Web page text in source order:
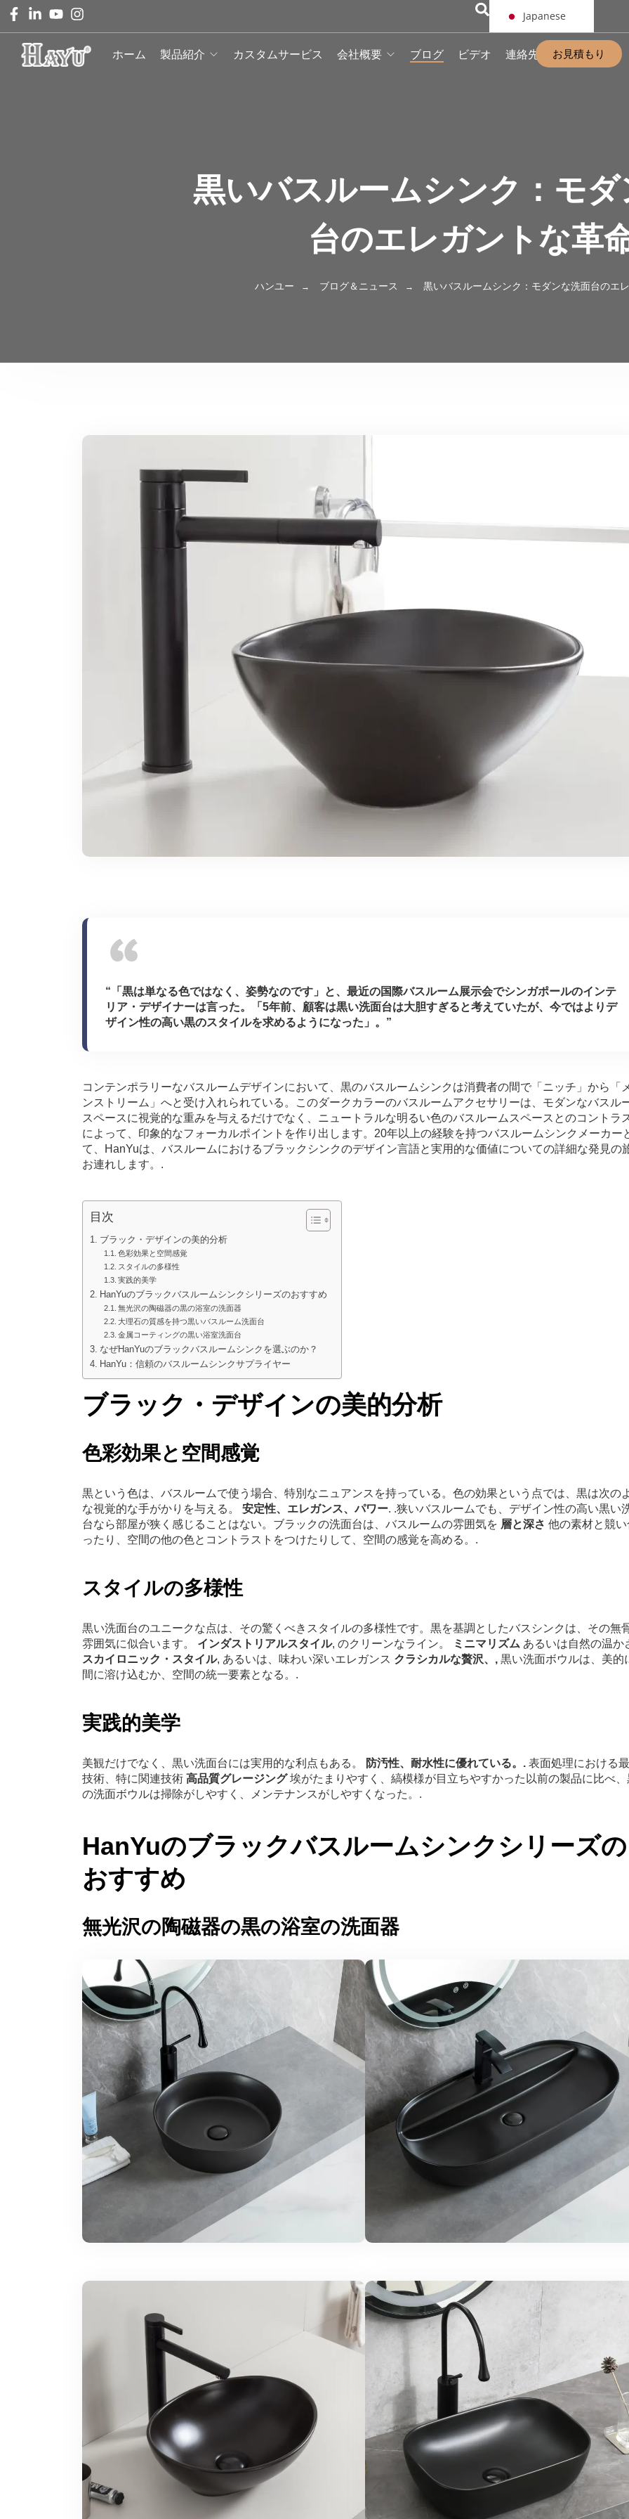
Japanese
ホーム 製品紹介 カスタムサービス 会社概要 ブログ ビデオ 連絡先 お見積もり
黒いバスルームシンク：モ
台のエレガントな革
ハンユー ブログ＆ニュース 黒いバスルームシンク：モダンな洗面台のエ
“「黒は単なる色ではなく、姿勢なのです」と、最近の国際バスルーム展示会でシンガポールのインテ
リア・デザイナーは言った。「5年前、顧客は黒い洗面台は大胆すぎると考えていたが、今ではよりデ
ザイン性の高い黒のスタイルを求めるようになった」。”
コンテンポラリーなバスルームデザインにおいて、黒のバスルームシンクは消費者の間で「ニッチ」から「
ンストリーム」へと受け入れられている。このダークカラーのバスルームアクセサリーは、モダンなバスル
スペースに視覚的な重みを与えるだけでなく、ニュートラルな明るい色のバスルームスペースとのコントラ
によって、印象的なフォーカルポイントを作り出します。20年以上の経験を持つバスルームシンクメーカー
て、HanYuは、バスルームにおけるブラックシンクのデザイン言語と実用的な価値についての詳細な発見の
お連れします。.
目次
ブラック・デザインの美的分析
色彩効果と空間感覚
スタイルの多様性
実践的美学
HanYuのブラックバスルームシンクシリーズのおすすめ
無光沢の陶磁器の黒の浴室の洗面器
大理石の質感を持つ黒いバスルーム洗面台
金属コーティングの黒い浴室洗面台
なぜHanYuのブラックバスルームシンクを選ぶのか？
HanYu：信頼のバスルームシンクサプライヤー
ブラック・デザインの美的分析
色彩効果と空間感覚
黒という色は、バスルームで使う場合、特別なニュアンスを持っている。色の効果という点では、黒は次の
な視覚的な手がかりを与える。 安定性、エレガンス、パワー. .狭いバスルームでも、デザイン性の高い黒い
台なら部屋が狭く感じることはない。ブラックの洗面台は、バスルームの雰囲気を 層と深さ 他の素材と競い
ったり、空間の他の色とコントラストをつけたりして、空間の感覚を高める。.
スタイルの多様性
黒い洗面台のユニークな点は、その驚くべきスタイルの多様性です。黒を基調としたバスシンクは、その無
雰囲気に似合います。 インダストリアルスタイル, のクリーンなライン。 ミニマリズム あるいは自然の温か
スカイロニック・スタイル, あるいは、味わい深いエレガンス クラシカルな贅沢、, 黒い洗面ボウルは、美的
間に溶け込むか、空間の統一要素となる。.
実践的美学
美観だけでなく、黒い洗面台には実用的な利点もある。 防汚性、耐水性に優れている。. 表面処理における
技術、特に関連技術 高品質グレージング埃がたまりやすく、縞模様が目立ちやすかった以前の製品に比べ、
の洗面ボウルは掃除がしやすく、メンテナンスがしやすくなった。.
HanYuのブラックバスルームシンクシリーズの
おすすめ
無光沢の陶磁器の黒の浴室の洗面器